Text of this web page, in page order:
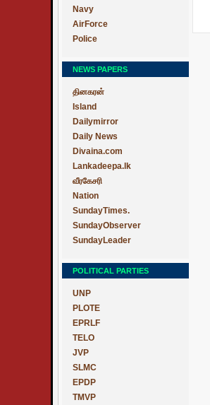
Navy
AirForce
Police
NEWS PAPERS
தினகரன்
Island
Dailymirror
Daily News
Divaina.com
Lankadeepa.lk
வீரகேசரி
Nation
SundayTimes.
SundayObserver
SundayLeader
POLITICAL PARTIES
UNP
PLOTE
EPRLF
TELO
JVP
SLMC
EPDP
TMVP